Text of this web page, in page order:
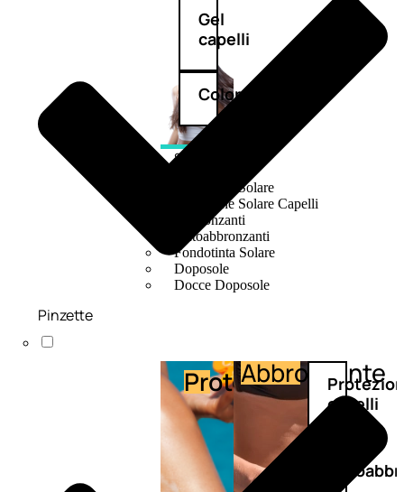
Gel
capelli
Colorazione
SOLARI
Protezione Solare
Protezione Solare Capelli
Abbronzanti
Autoabbronzanti
Fondotinta Solare
Doposole
Docce Doposole
Protezione
Abbronzante
capelli
Pinzette